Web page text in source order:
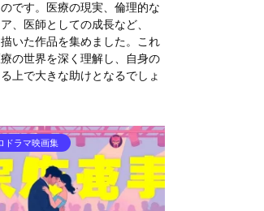
です。医療の現実、倫理的な
、医師としての成長など、
いた作品を集めました。これ
の世界を深く理解し、自身の
上で大きな助けとなるでしょ
ドラマ映画集